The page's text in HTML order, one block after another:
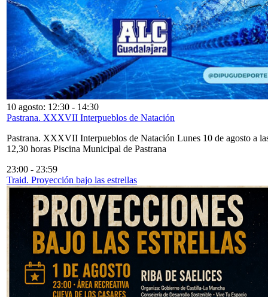
10 agosto: 12:30 - 14:30
Pastrana. XXXVII Interpueblos de Natación
Pastrana. XXXVII Interpueblos de Natación Lunes 10 de agosto a
12,30 horas Piscina Municipal de Pastrana
23:00 - 23:59
Traid. Proyección bajo las estrellas